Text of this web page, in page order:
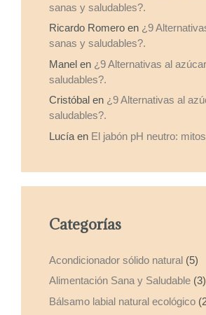
sanas y saludables?.
Ricardo Romero en ¿9
sanas y saludables?.
Manel en ¿9 Alternativas al
saludables?.
Cristóbal en ¿9 Alternativas al
saludables?.
Lucía en El jabón pH neutro:
Categorías
Acondicionador sólido natural (5)
Alimentación Sana y Saludable (3)
Bálsamo labial natural ecológico